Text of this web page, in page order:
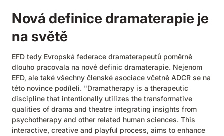
Nová definice dramaterapie je
na světě
EFD tedy Evropská federace dramaterapeutů poměrně
dlouho pracovala na nové definic dramaterapie. Nejenom
EFD, ale také všechny členské asociace včetně ADCR se na
této novince podíleli. "Dramatherapy is a therapeutic
discipline that intentionally utilizes the transformative
qualities of drama and theatre integrating insights from
psychotherapy and other related human sciences. This
interactive, creative and playful process, aims to enhance